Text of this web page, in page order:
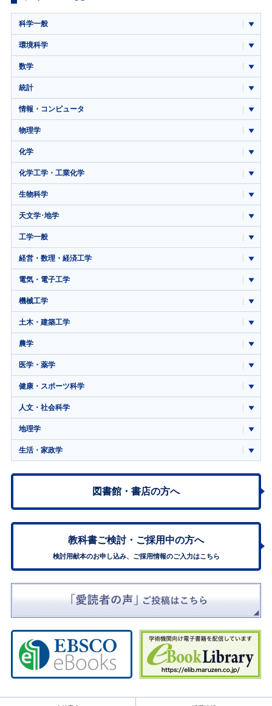
科学一般
環境科学
数学
統計
情報・コンピュータ
物理学
化学
化学工学・工業化学
生物科学
天文学･地学
工学一般
経営・数理・経済工学
電気・電子工学
機械工学
土木・建築工学
農学
医学・薬学
健康・スポーツ科学
人文・社会科学
地理学
生活・家政学
図書館・書店の方へ
教科書ご検討・ ご採用中の方へ
検討用献本のお申し込み、ご採用情報のご入力はこちら